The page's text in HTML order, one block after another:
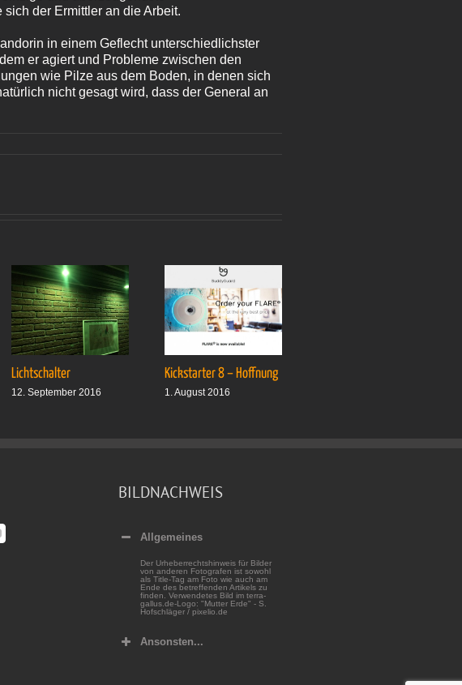
der Ermittler an die Arbeit.
in einem Geflecht unterschiedlichster
er agiert und Probleme zwischen den
wie Pilze aus dem Boden, in denen sich
nicht gesagt wird, dass der General an
Lichtschalter
12. September 2016
Kickstarter 8 – Hoffnung
1. August 2016
BILDNACHWEIS
Allgemeines
Der Urheberrechtshinweis für Bilder
von anderen Fotografen ist sowohl
als Title-Tag am Foto wie auch am
Ende des betreffenden Artikels zu
finden. Verwendetes Bild im terra-
gallus.de-Logo: "Mutter Erde" - S.
Hofschläger / pixelio.de
Ansonsten...